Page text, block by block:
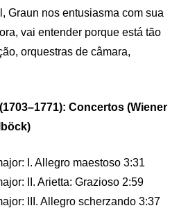
Graun nos entusiasma com sua
vai entender porque está tão
orquestras de câmara,
Concertos (Wiener
I. Allegro maestoso 3:31
II. Arietta: Grazioso 2:59
III. Allegro scherzando 3:37